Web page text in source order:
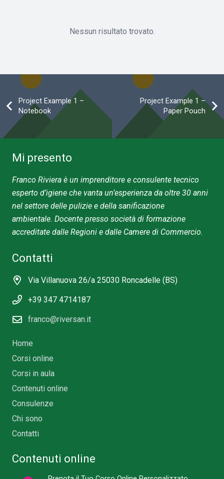
Nessun risultato trovato.
Project Example 1 –
Notebook
Project Example 1 –
Paper Pouch
Mi presento
Franco Riviera è un imprenditore e consulente tecnico
esperto d’igiene che vanta un’esperienza da oltre 30 anni
nel settore delle pulizie e della sanificazione
ambientale. Docente presso società di formazione
accreditate dalle Regioni e dalle Camere di Commercio.
Contatti
Via Villanuova 26/a 25030 Roncadelle (BS)
+39 347 4714187
franco@riversan.it
Home
Corsi online
Corsi in aula
Contenuti online
Consulenze
Chi sono
Contatti
Contenuti online